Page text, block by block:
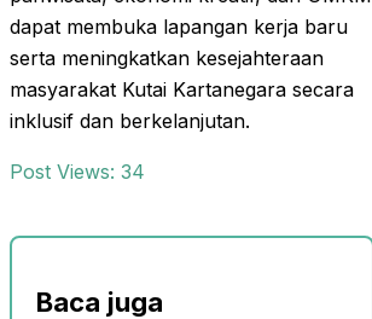
dapat membuka lapangan kerja baru
serta meningkatkan kesejahteraan
masyarakat Kutai Kartanegara secara
inklusif dan berkelanjutan.
Post Views: 34
Baca juga